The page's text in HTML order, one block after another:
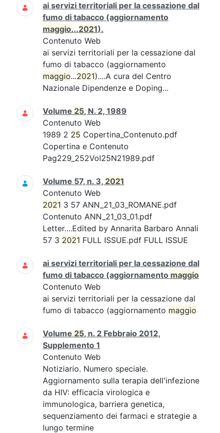
ai servizi territoriali per la cessazione dal
fumo di tabacco (aggiornamento
maggio...2021).
Contenuto Web
ai servizi territoriali per la cessazione dal
fumo di tabacco (aggiornamento
maggio...2021)....A cura del Centro
Nazionale Dipendenze e Doping...
Volume 25, N. 2, 1989
Contenuto Web
1989 2 25 Copertina_Contenuto.pdf
Copertina e Contenuto
Pag229_252Vol25N21989.pdf
Volume 57, n. 3, 2021
Contenuto Web
2021 3 57 ANN_21_03_ROMANE.pdf
Contenuto ANN_21_03_01.pdf
Letter....Edited by Annarita Barbaro Annali
57 3 2021 FULL ISSUE.pdf FULL ISSUE
ai servizi territoriali per la cessazione dal
fumo di tabacco (aggiornamento maggio
Contenuto Web
ai servizi territoriali per la cessazione dal
fumo di tabacco (aggiornamento maggio
Volume 25, n. 2 Febbraio 2012,
Supplemento 1
Contenuto Web
Notiziario. Numero speciale.
Aggiornamento sulla terapia dell'infezione
da HIV: efficacia virologica e
immunologica, barriera genetica,
sequenziamento dei farmaci e strategie a
lungo termine